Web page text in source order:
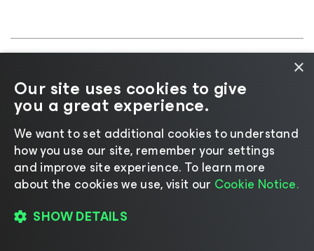
Aviso de cookies|Legal|Política de licencias
Recursos para proveedores
Cambiar idioma
×
Our site uses cookies to give
you a great experience.
We want to set additional cookies to understand
how you use our site, remember your settings
and improve site experience. ​To learn more
about the cookies we use, visit our Cookie Notice.
SHOW DETAILS